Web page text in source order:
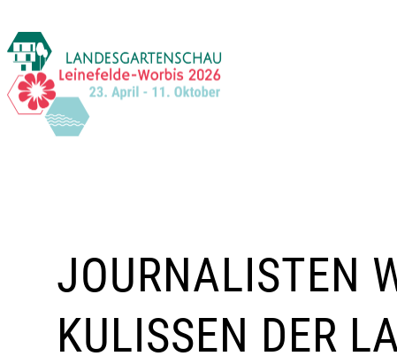
Inhalt
springen
JOURNALISTEN
KULISSEN DER